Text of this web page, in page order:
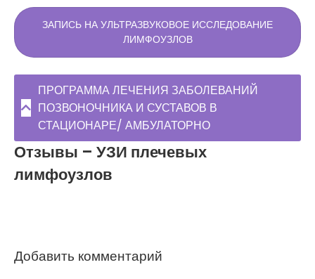
ЗАПИСЬ НА УЛЬТРАЗВУКОВОЕ ИССЛЕДОВАНИЕ
ЛИМФОУЗЛОВ
ПРОГРАММА ЛЕЧЕНИЯ ЗАБОЛЕВАНИЙ
ПОЗВОНОЧНИКА И СУСТАВОВ В
СТАЦИОНАРЕ/ АМБУЛАТОРНО
Отзывы – УЗИ плечевых
лимфоузлов
Добавить комментарий